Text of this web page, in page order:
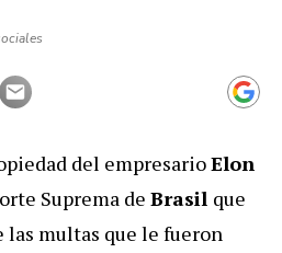
del empresarioElon
Suprema de Brasil que
las multas que le fueron